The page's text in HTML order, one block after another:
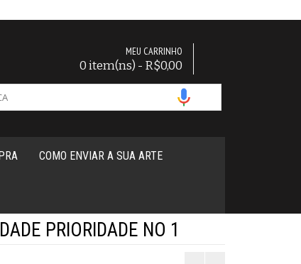
MEU CARRINHO
0 item(ns) - R$0,00
COMO ENVIAR A SUA ARTE
PRIORIDADE NO 1